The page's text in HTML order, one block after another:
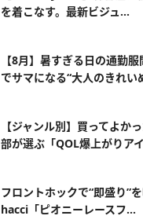
を着こなす。最新ビジュ...
【8月】暑すぎる日の通勤
でサマになる“大人のきれい
【ジャンル別】買ってよ
部が選ぶ「QOL爆上がりア
フロントホックで“即盛り”
hacci「ピオニーレースフ...